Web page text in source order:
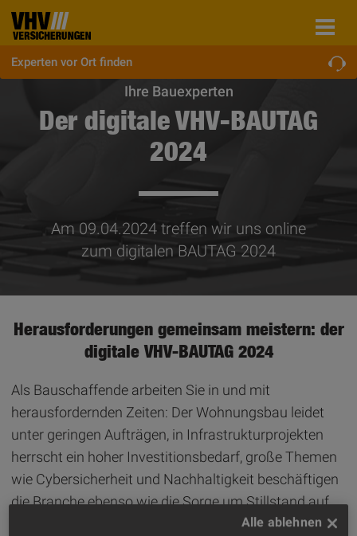
Experten vor Ort finden
Ihre Bauexperten
Der digitale VHV-BAUTAG
2024
Am 09.04.2024 treffen wir uns online
zum digitalen BAUTAG 2024
Herausforderungen gemeinsam meistern: der
digitale VHV-BAUTAG 2024
Als Bauschaffende arbeiten Sie in und mit
herausfordernden Zeiten: Der Wohnungsbau leidet
unter geringen Aufträgen, in Infrastrukturprojekten
herrscht ein hoher Investitionsbedarf, große Themen
wie Cybersicherheit und Nachhaltigkeit beschäftigen
die Branche ebenso wie die Sorge um Stillstand auf
den Baustellen und seine Folgen. Mit diesen